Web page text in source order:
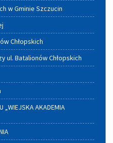
w Gminie Szczucin
Chłopskich
ul. Batalionów Chłopskich
„WIEJSKA AKADEMIA